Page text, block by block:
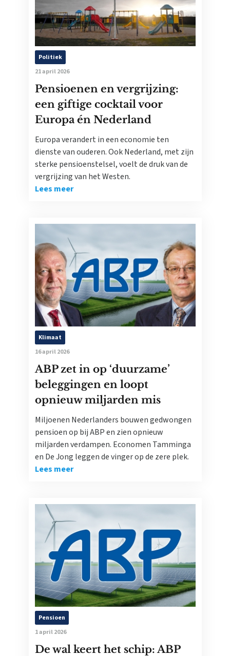
Politiek
21 april 2026
Pensioenen en vergrijzing:
een giftige cocktail voor
Europa én Nederland
Europa verandert in een economie ten
dienste van ouderen. Ook Nederland, met zijn
sterke pensioenstelsel, voelt de druk van de
vergrijzing van het Westen.
Lees meer
Klimaat
16 april 2026
ABP zet in op ‘duurzame’
beleggingen en loopt
opnieuw miljarden mis
Miljoenen Nederlanders bouwen gedwongen
pensioen op bij ABP en zien opnieuw
miljarden verdampen. Economen Tamminga
en De Jong leggen de vinger op de zere plek.
Lees meer
Pensioen
1 april 2026
De wal keert het schip: ABP